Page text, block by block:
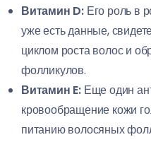
Витамин D: Его роль в
уже есть данные,
циклом роста волос и
фолликулов.
Витамин E: Еще один
кровообращение кожи
питанию волосяных